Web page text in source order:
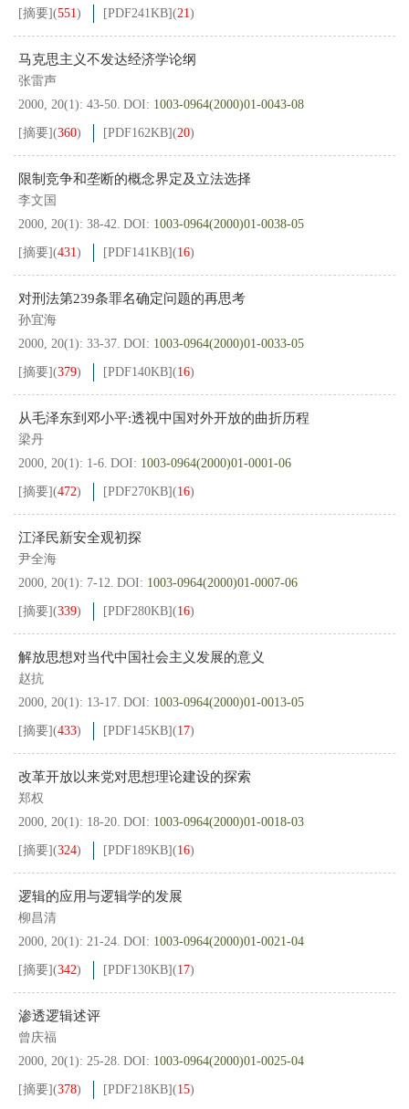
[摘要](551) [PDF241KB](21)
马克思主义不发达经济学论纲
张雷声
2000, 20(1): 43-50. DOI: 1003-0964(2000)01-0043-08
[摘要](360) [PDF162KB](20)
限制竞争和垄断的概念界定及立法选择
李文国
2000, 20(1): 38-42. DOI: 1003-0964(2000)01-0038-05
[摘要](431) [PDF141KB](16)
对刑法第239条罪名确定问题的再思考
孙宜海
2000, 20(1): 33-37. DOI: 1003-0964(2000)01-0033-05
[摘要](379) [PDF140KB](16)
从毛泽东到邓小平:透视中国对外开放的曲折历程
梁丹
2000, 20(1): 1-6. DOI: 1003-0964(2000)01-0001-06
[摘要](472) [PDF270KB](16)
江泽民新安全观初探
尹全海
2000, 20(1): 7-12. DOI: 1003-0964(2000)01-0007-06
[摘要](339) [PDF280KB](16)
解放思想对当代中国社会主义发展的意义
赵抗
2000, 20(1): 13-17. DOI: 1003-0964(2000)01-0013-05
[摘要](433) [PDF145KB](17)
改革开放以来党对思想理论建设的探索
郑权
2000, 20(1): 18-20. DOI: 1003-0964(2000)01-0018-03
[摘要](324) [PDF189KB](16)
逻辑的应用与逻辑学的发展
柳昌清
2000, 20(1): 21-24. DOI: 1003-0964(2000)01-0021-04
[摘要](342) [PDF130KB](17)
渗透逻辑述评
曾庆福
2000, 20(1): 25-28. DOI: 1003-0964(2000)01-0025-04
[摘要](378) [PDF218KB](15)